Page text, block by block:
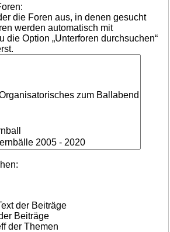
die Foren aus, in denen gesucht
werden automatisch mit
die Option „Unterforen durchsuchen“
der Beiträge
Beiträge
der Themen